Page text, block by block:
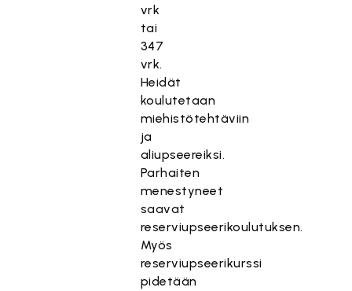
vrk
tai
347
vrk.
Heidät
koulutetaan
miehistötehtäviin
ja
aliupseereiksi.
Parhaiten
menestyneet
saavat
reserviupseerikoulutuksen.
Myös
reserviupseerikurssi
pidetään